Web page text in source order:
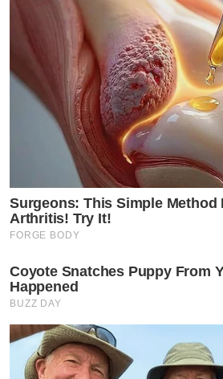
Surgeons: This Simple Method
Arthritis! Try It!
FORGE BODY
Coyote Snatches Puppy From
Happened
BUZZ DAY